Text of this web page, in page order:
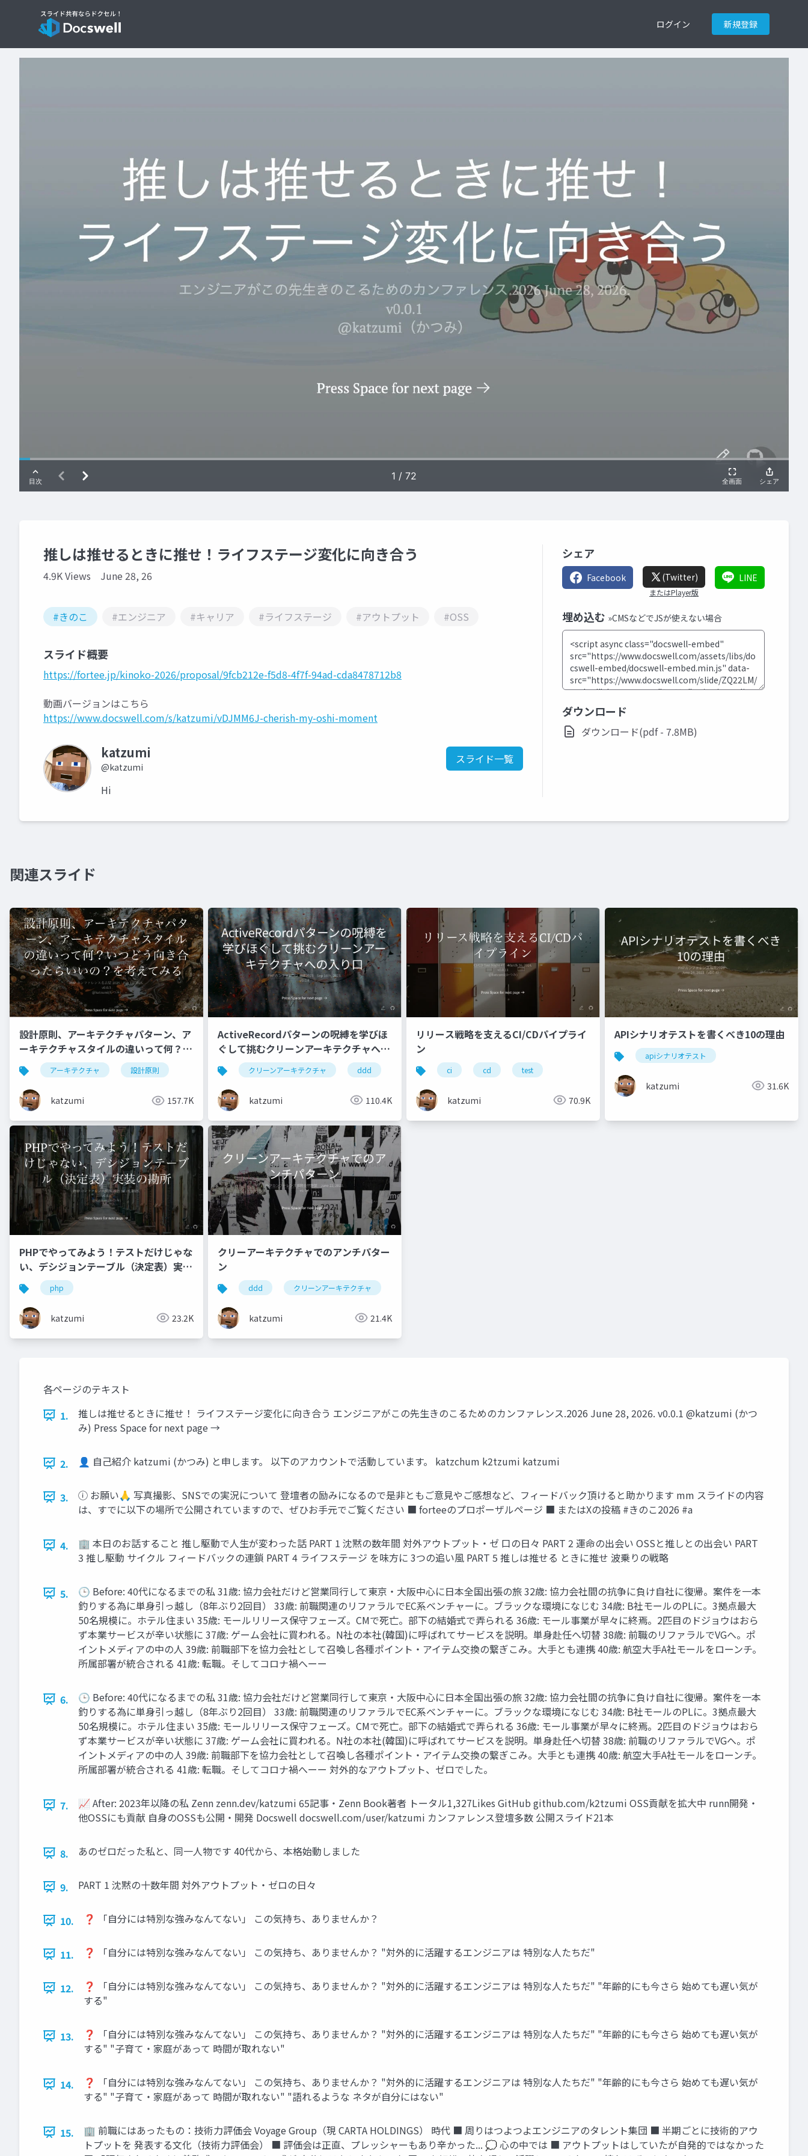
ログイン 新規登録
推しは推せるときに推せ！ライフステージ変化に向き合う
4.9K Views June 28, 26
#きのこ #エンジニア #キャリア #ライフステージ #アウトプット #OSS
スライド概要
https://fortee.jp/kinoko-2026/proposal/9fcb212e-f5d8-4f7f-94ad-cda8478712b8
動画バージョンはこちら
https://www.docswell.com/s/katzumi/vDJMM6J-cherish-my-oshi-moment
katzumi
@katzumi
スライド一覧
Hi
シェア
Facebook (Twitter)
またはPlayer版
LINE
埋め込む »CMSなどでJSが使えない場合
ダウンロード
ダウンロード(pdf - 7.8MB)
関連スライド
設計原則、アーキテクチャパターン、ア
ーキテクチャスタイルの違いって何？い
つどう向き合ったらいいの？を考えてみ
る
アーキテクチャ 設計原則
katzumi 157.7K
ActiveRecordパターンの呪縛を学びほ
ぐして挑むクリーンアーキテクチャへの
入り口 クリーンアーキテクチャ ddd
katzumi 110.4K
リリース戦略を支えるCI/CDパイプライ
ン
ci cd test
katzumi 70.9K
APIシナリオテストを書くべき10の理由
apiシナリオテスト
katzumi 31.6K
PHPでやってみよう！テストだけじゃな
い、デシジョンテーブル（決定表）実装
の勘所php
katzumi 23.2K
クリーアーキテクチャでのアンチパター
ン
ddd クリーンアーキテクチャ
katzumi 21.4K
各ページのテキスト
1.
推しは推せるときに推せ！ ライフステージ変化に向き合う エンジニアがこの先生きのこるためのカンファレンス.2026 June 28, 2026. v0.0.1 @katzumi (かつ
み) Press Space for next page →
2. 👤 自己紹介 katzumi (かつみ) と申します。 以下のアカウントで活動しています。 katzchum k2tzumi katzumi
3.
ⓘ お願い🙏 写真撮影、SNSでの実況について 登壇者の励みになるので是非ともご意見やご感想など、フィードバック頂けると助かります mm スライドの内容
は、すでに以下の場所で公開されていますので、ぜひお手元でご覧ください ■ forteeのプロポーザルページ ■ またはXの投稿 #きのこ2026 #a
4.
🏢 本日のお話すること 推し駆動で人生が変わった話 PART 1 沈黙の数年間 対外アウトプット・ゼ 口の日々 PART 2 運命の出会い OSSと推しとの出会い PART
3 推し駆動 サイクル フィードバックの連鎖 PART 4 ライフステージ を味方に 3つの追い風 PART 5 推しは推せる ときに推せ 波乗りの戦略
5.
🕒 Before: 40代になるまでの私 31歳: 協力会社だけど営業同行して東京・大阪中心に日本全国出張の旅 32歳: 協力会社間の抗争に負け自社に復帰。案件を一本
釣りする為に単身引っ越し（8年ぶり2回目） 33歳: 前職関連のリファラルでEC系ベンチャーに。ブラックな環境になじむ 34歳: B社モールのPLに。3拠点最大
50名規模に。ホテル住まい 35歳: モールリリース保守フェーズ。CMで死亡。部下の結婚式で弄られる 36歳: モール事業が早々に終焉。2匹目のドジョウはおら
ず本業サービスが辛い状態に 37歳: ゲーム会社に買われる。N社の本社(韓国)に呼ばれてサービスを説明。単身赴任へ切替 38歳: 前職のリファラルでVGへ。ポ
イントメディアの中の人 39歳: 前職部下を協力会社として召喚し各種ポイント・アイテム交換の繋ぎこみ。大手とも連携 40歳: 航空大手A社モールをローンチ。
所属部署が統合される 41歳: 転職。そしてコロナ禍へーー
6.
🕒 Before: 40代になるまでの私 31歳: 協力会社だけど営業同行して東京・大阪中心に日本全国出張の旅 32歳: 協力会社間の抗争に負け自社に復帰。案件を一本
釣りする為に単身引っ越し（8年ぶり2回目） 33歳: 前職関連のリファラルでEC系ベンチャーに。ブラックな環境になじむ 34歳: B社モールのPLに。3拠点最大
50名規模に。ホテル住まい 35歳: モールリリース保守フェーズ。CMで死亡。部下の結婚式で弄られる 36歳: モール事業が早々に終焉。2匹目のドジョウはおら
ず本業サービスが辛い状態に 37歳: ゲーム会社に買われる。N社の本社(韓国)に呼ばれてサービスを説明。単身赴任へ切替 38歳: 前職のリファラルでVGへ。ポ
イントメディアの中の人 39歳: 前職部下を協力会社として召喚し各種ポイント・アイテム交換の繋ぎこみ。大手とも連携 40歳: 航空大手A社モールをローンチ。
所属部署が統合される 41歳: 転職。そしてコロナ禍へーー 対外的なアウトプット、ゼロでした。
7.
📈 After: 2023年以降の私 Zenn zenn.dev/katzumi 65記事・Zenn Book著者 トータル1,327Likes GitHub github.com/k2tzumi OSS貢献を拡大中 runn開発・
他OSSにも貢献 自身のOSSも公開・開発 Docswell docswell.com/user/katzumi カンファレンス登壇多数 公開スライド21本
8. あのゼロだった私と、同一人物です 40代から、本格始動しました
9. PART 1 沈黙の十数年間 対外アウトプット・ゼロの日々
10. ❓ 「自分には特別な強みなんてない」 この気持ち、ありませんか？
11. ❓ 「自分には特別な強みなんてない」 この気持ち、ありませんか？ "対外的に活躍するエンジニアは 特別な人たちだ"
12.
❓ 「自分には特別な強みなんてない」 この気持ち、ありませんか？ "対外的に活躍するエンジニアは 特別な人たちだ" "年齢的にも今さら 始めても遅い気が
する"
13.
❓ 「自分には特別な強みなんてない」 この気持ち、ありませんか？ "対外的に活躍するエンジニアは 特別な人たちだ" "年齢的にも今さら 始めても遅い気が
する" "子育て・家庭があって 時間が取れない"
14.
❓ 「自分には特別な強みなんてない」 この気持ち、ありませんか？ "対外的に活躍するエンジニアは 特別な人たちだ" "年齢的にも今さら 始めても遅い気が
する" "子育て・家庭があって 時間が取れない" "語れるような ネタが自分にはない"
15.
🏢 前職にはあったもの：技術力評価会 Voyage Group（現 CARTA HOLDINGS） 時代 ■ 周りはつよつよエンジニアのタレント集団 ■ 半期ごとに技術的アウ
トプットを 発表する文化（技術力評価会） ■ 評価会は正直、プレッシャーもあり辛かった... 💭 心の中では ■ アウトプットはしていたが自発的ではなかった